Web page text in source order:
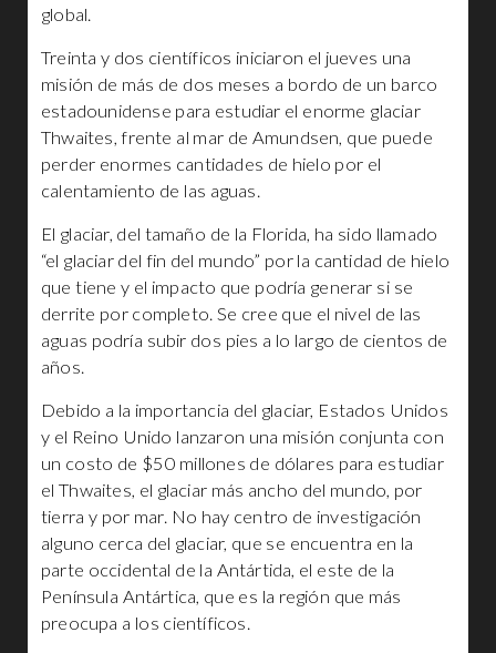
global.
Treinta y dos científicos iniciaron el jueves una
misión de más de dos meses a bordo de un barco
estadounidense para estudiar el enorme glaciar
Thwaites, frente al mar de Amundsen, que puede
perder enormes cantidades de hielo por el
calentamiento de las aguas.
El glaciar, del tamaño de la Florida, ha sido llamado
“el glaciar del fin del mundo” por la cantidad de hielo
que tiene y el impacto que podría generar si se
derrite por completo. Se cree que el nivel de las
aguas podría subir dos pies a lo largo de cientos de
años.
Debido a la importancia del glaciar, Estados Unidos
y el Reino Unido lanzaron una misión conjunta con
un costo de $50 millones de dólares para estudiar
el Thwaites, el glaciar más ancho del mundo, por
tierra y por mar. No hay centro de investigación
alguno cerca del glaciar, que se encuentra en la
parte occidental de la Antártida, el este de la
Península Antártica, que es la región que más
preocupa a los científicos.